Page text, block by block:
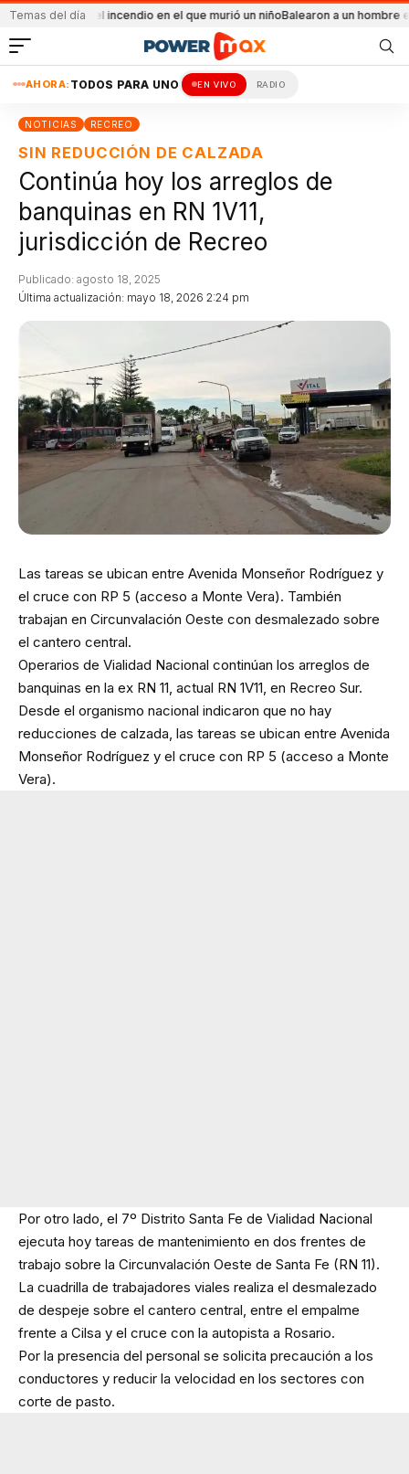
Temas del día
el incendio en el que murió un niñoBalearon a un hombre en un
AHORA: TODOS PARA UNO EN VIVO RADIO
NOTICIAS RECREO
SIN REDUCCIÓN DE CALZADA
Continúa hoy los arreglos de
banquinas en RN 1V11,
jurisdicción de Recreo
Última actualización: mayo 18, 2026 2:24 pm
Publicado: agosto 18, 2025
Las tareas se ubican entre Avenida Monseñor Rodríguez y
el cruce con RP 5 (acceso a Monte Vera). También
trabajan en Circunvalación Oeste con desmalezado sobre
el cantero central.
Operarios de Vialidad Nacional continúan los arreglos de
banquinas en la ex RN 11, actual RN 1V11, en Recreo Sur.
Desde el organismo nacional indicaron que no hay
reducciones de calzada, las tareas se ubican entre Avenida
Monseñor Rodríguez y el cruce con RP 5 (acceso a Monte
Vera).
Por otro lado, el 7º Distrito Santa Fe de Vialidad Nacional
ejecuta hoy tareas de mantenimiento en dos frentes de
trabajo sobre la Circunvalación Oeste de Santa Fe (RN 11).
La cuadrilla de trabajadores viales realiza el desmalezado
de despeje sobre el cantero central, entre el empalme
frente a Cilsa y el cruce con la autopista a Rosario.
Por la presencia del personal se solicita precaución a los
conductores y reducir la velocidad en los sectores con
corte de pasto.